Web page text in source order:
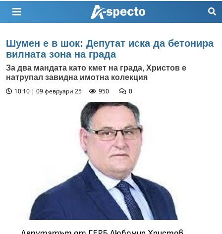
Шумен е в шок: Депутат иска да бетонира
вилната зона на града
За два мандата като кмет на града, Христов е
натрупал завидна имотна колекция
10:10 | 09 февруари 25
950 0